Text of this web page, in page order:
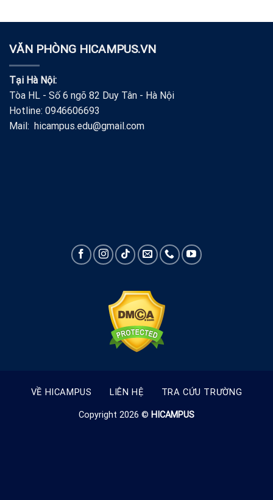
VĂN PHÒNG HICAMPUS.VN
Tại Hà Nội:
Tòa HL - Số 6 ngõ 82 Duy Tân - Hà Nội
Hotline: 0946606693
Mail: hicampus.edu@gmail.com
VỀ HICAMPUS LIÊN HỆ TRA CỨU TRƯỜNG
Copyright 2026 © HICAMPUS